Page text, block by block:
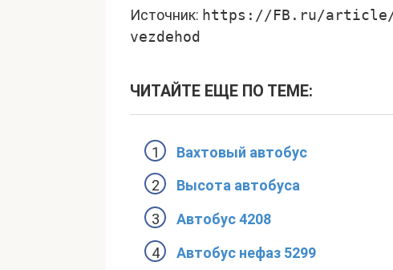
Источник: https://FB.ru/article/
vezdehod
ЧИТАЙТЕ ЕЩЕ ПО ТЕМЕ:
Вахтовый автобус
Высота автобуса
Автобус 4208
Автобус нефаз 5299